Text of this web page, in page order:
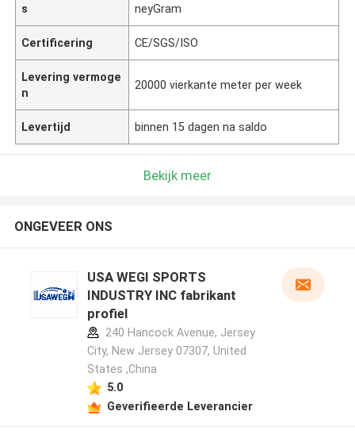
s
neyGram
Certificering CE/SGS/ISO
Levering vermoge
n
20000 vierkante meter per week
Levertijd binnen 15 dagen na saldo
Bekijk meer
ONGEVEER ONS
USA WEGI SPORTS
INDUSTRY INC fabrikant
profiel
240 Hancock Avenue, Jersey
City, New Jersey 07307, United
States ,China
5.0
Geverifieerde Leverancier